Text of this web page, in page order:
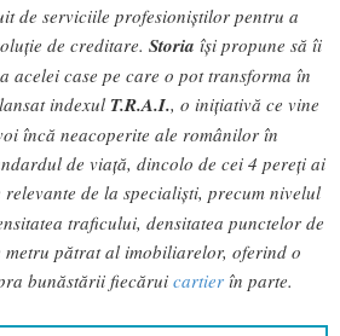
de serviciile profesioniștilor pentru a
de creditare. Storia își propune să îi
acelei case pe care o pot transforma în
indexul T.R.A.I., o inițiativă ce vine
încă neacoperite ale românilor în
de viață, dincolo de cei 4 pereți ai
de la specialiști, precum nivelul
traficului, densitatea punctelor de
metru pătrat al imobiliarelor, oferind o
bunăstării fiecărui cartier în parte.